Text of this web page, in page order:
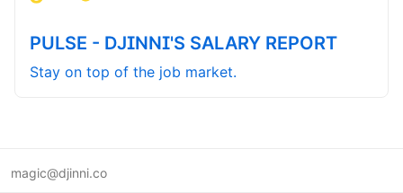
PULSE - DJINNI'S SALARY REPORT
Stay on top of the job market.
magic@djinni.co